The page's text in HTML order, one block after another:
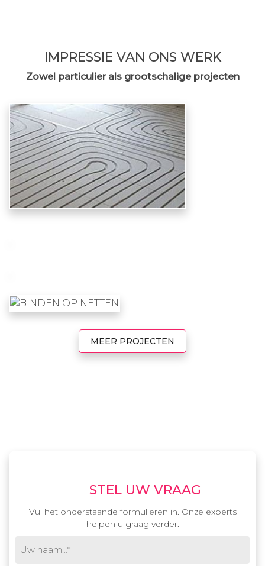
IMPRESSIE VAN ONS WERK
Zowel particulier als grootschalige projecten
MEER PROJECTEN
STEL UW VRAAG
Vul het onderstaande formulieren in. Onze experts
helpen u graag verder.
naam
(Vereist)